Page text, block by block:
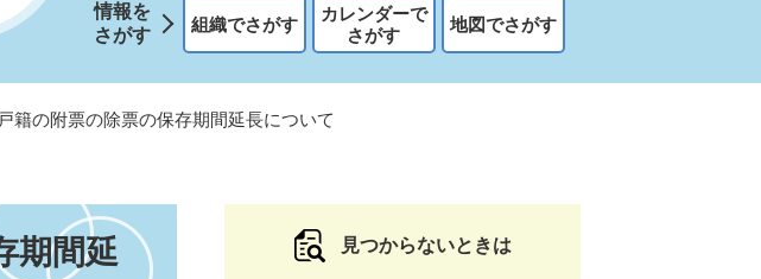
情報を
さがす
組織でさがす
カレンダーで
さがす
地図でさがす
籍の附票の除票の保存期間延長について
期間延
見つからないときは